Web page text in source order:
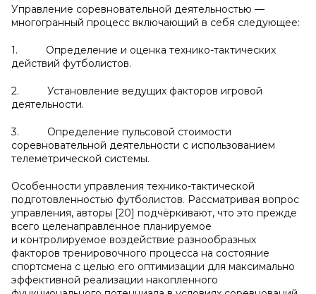
Управление соревновательной деятельностью —
многогранный процесс включающий в себя следующее:
1. Определение и оценка технико-тактических
действий футболистов.
2. Установление ведущих факторов игровой
деятельности.
3. Определение пульсовой стоимости
соревновательной деятельности с использованием
телеметрической системы.
Особенности управления технико-тактической
подготовленностью футболистов. Рассматривая вопрос
управления, авторы [20] подчёркивают, что это прежде
всего целенаправленное планируемое
и контролируемое воздействие разнообразных
факторов тренировочного процесса на состояние
спортсмена с целью его оптимизации для максимально
эффективной реализации накопленного